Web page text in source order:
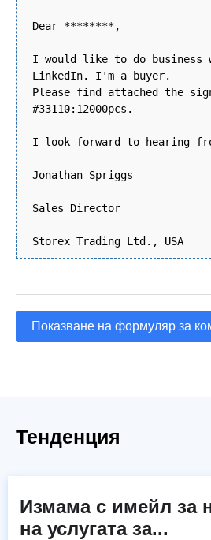
Dear ********,
I would like to do business
LinkedIn. I'm a buyer.
Please find attached the
#33110:12000pcs.
I look forward to hearing
Jonathan Spriggs
Sales Director
Storex Trading Ltd., USA
Показване на формуляр за
Тенденция
Измама с имейл за
на услугата за...